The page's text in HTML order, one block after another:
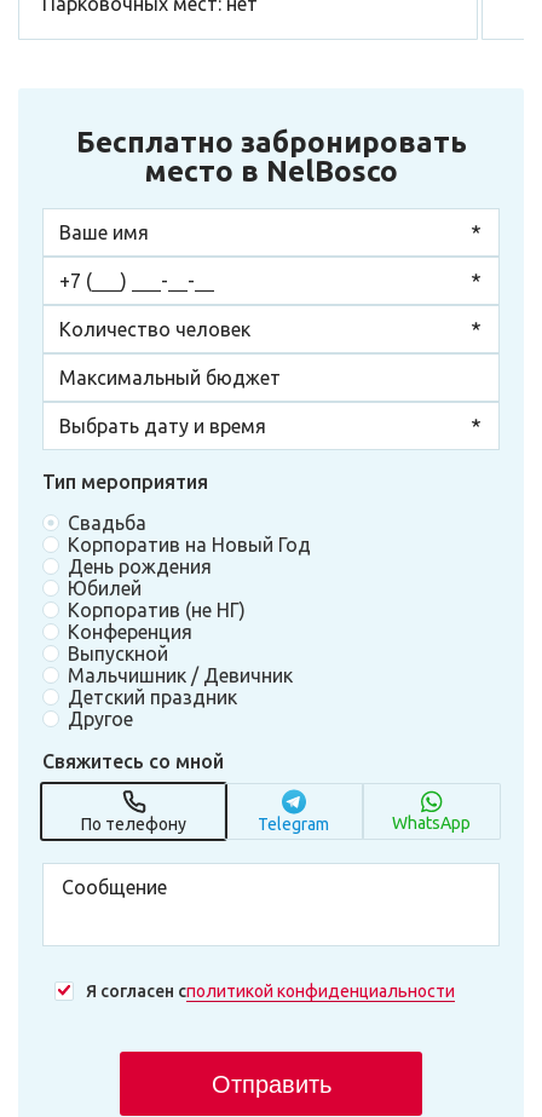
Бесплатно забронировать
место в NelBosco
Тип мероприятия
Свадьба
Корпоратив на Новый Год
День рождения
Юбилей
Корпоратив (не НГ)
Конференция
Выпускной
Мальчишник / Девичник
Детский праздник
Другое
Свяжитесь со мной
По телефону Telegram WhatsApp
Я согласен сполитикой конфиденциальности
Отправить